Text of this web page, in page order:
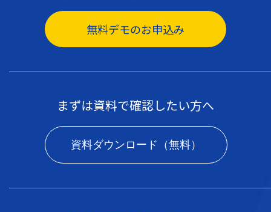
無料デモのお申込み
まずは資料で確認したい方へ
資料ダウンロード（無料）